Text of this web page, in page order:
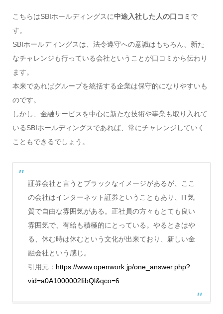
こちらはSBIホールディングスに中途入社した人の口コミ で
す。
SBIホールディングスは、法令遵守への意識はもちろん、新た
なチャレンジも行っている会社ということが口コミから伝わり
ます。
本来であればグループを統括する企業は保守的になりやすいも
のです。
しかし、金融サービスを中心に新たな技術や事業も取り入れて
いるSBIホールディングスであれば、常にチャレンジしていく
こともできるでしょう。
証券会社と言うとブラックなイメージがあるが、ここ
の会社はインターネット証券ということもあり、IT気
質で自由な雰囲気がある。正社員の方々もとても良い
雰囲気で、有給も積極的にとっている。やるときはや
る、休む時は休むという文化が出来ており、新しい金
融会社という感じ。
引用元： https://www.openwork.jp/one_answer.php?
vid=a0A1000002IibQl&qco=6